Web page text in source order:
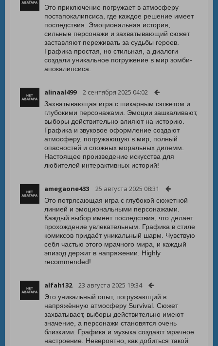
Это приключение погружает в атмосферу
постапокалипсиса, где каждое решение имеет
последствия. Эмоциональная история,
сильные персонажи и захватывающий сюжет
заставляют переживать за судьбы героев.
Графика простая, но стильная, а диалоги
создали уникальное погружение в мир зомби-
апокалипсиса.
alinaal499 2 сентября 2025 04:02
Захватывающая игра с шикарным сюжетом и
глубокими персонажами. Эмоции зашкаливают,
выборы действительно влияют на историю.
Графика и звуковое оформление создают
атмосферу, погружающую в мир, полный
опасностей и сложных моральных дилемм.
Настоящее произведение искусства для
любителей интерактивных историй!
amegaone433 25 августа 2025 08:31
Это потрясающая игра с глубокой сюжетной
линией и эмоциональными персонажами.
Каждый выбор имеет последствия, что делает
прохождение увлекательным. Графика в стиле
комиксов придаёт уникальный шарм. Чувствую
себя частью этого мрачного мира, и каждый
эпизод держит в напряжении. Highly
recommended!
alfah132 23 августа 2025 19:34
Это уникальный опыт, погружающий в
напряжённую атмосферу Survival. Сюжет
захватывает, выборы действительно имеют
значение, а персонажи становятся очень
близкими. Графика и музыка создают мрачное
настроение. Невероятно, как добиться такой